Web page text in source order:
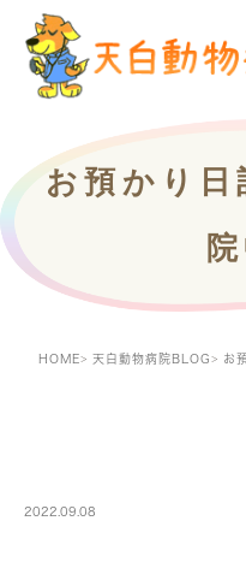
お預かり
HOME 天白動物病院BLOG お
2022.09.08